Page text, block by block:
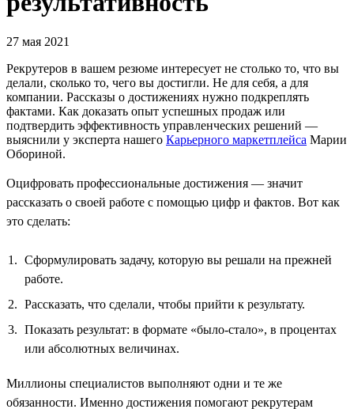
27 мая 2021
Рекрутеров в вашем резюме интересует не столько то, что вы
делали, сколько то, чего вы достигли. Не для себя, а для
компании. Рассказы о достижениях нужно подкреплять
фактами. Как доказать опыт успешных продаж или
подтвердить эффективность управленческих решений —
выяснили у эксперта нашего Карьерного маркетплейса Марии
Обориной.
Оцифровать профессиональные достижения — значит
рассказать о своей работе с помощью цифр и фактов. Вот как
это сделать:
Сформулировать задачу, которую вы решали на прежней
работе.
Рассказать, что сделали, чтобы прийти к результату.
Показать результат: в формате «было-стало», в процентах
или абсолютных величинах.
Миллионы специалистов выполняют одни и те же
обязанности. Именно достижения помогают рекрутерам